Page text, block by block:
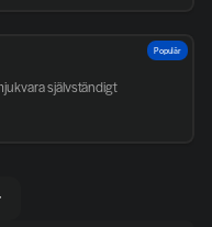
självständigt
Populär